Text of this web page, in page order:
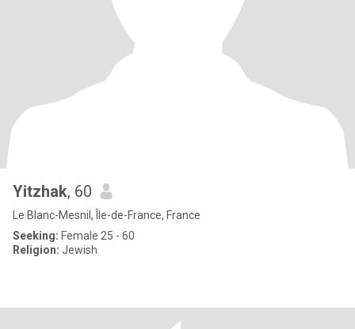
Yitzhak, 60
Le Blanc-Mesnil, Île-de-France, France
Seeking: Female 25 - 60
Religion: Jewish